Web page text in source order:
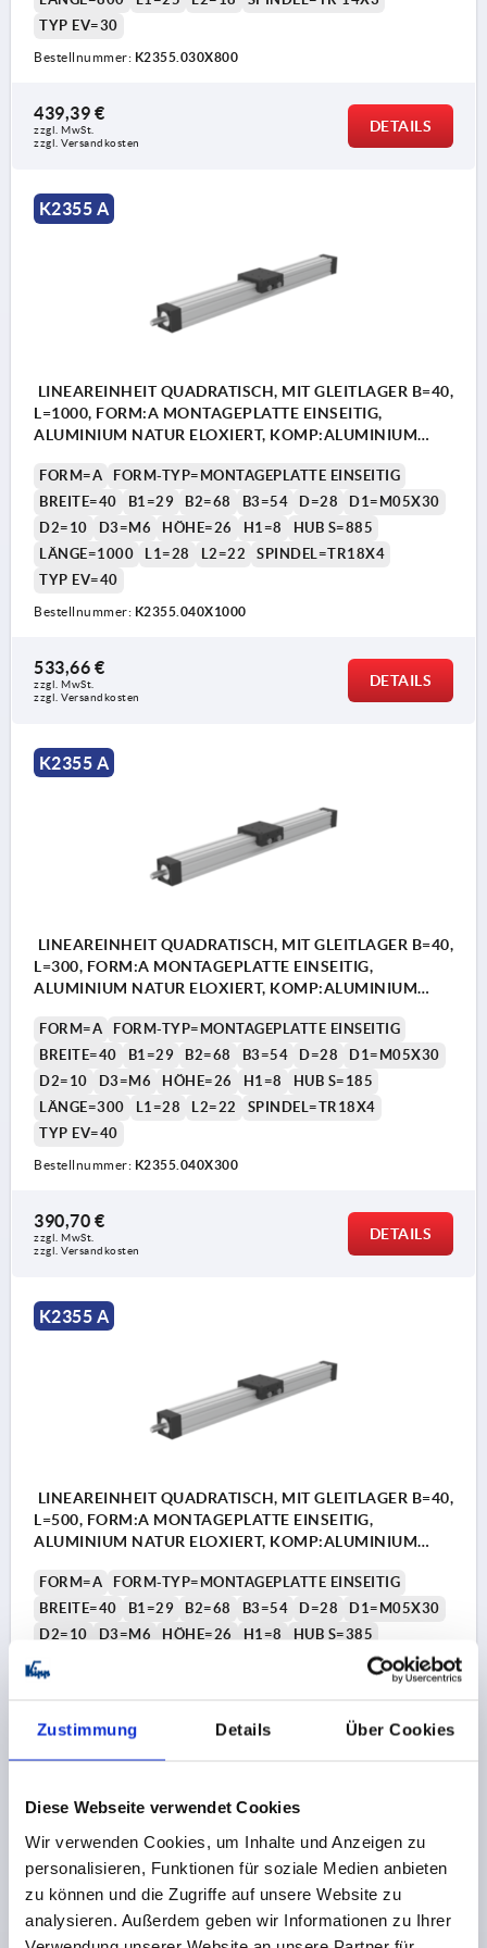
Zustimmung Details Über Cookies
Diese Webseite verwendet Cookies
Wir verwenden Cookies, um Inhalte und Anzeigen zu
personalisieren, Funktionen für soziale Medien anbieten
zu können und die Zugriffe auf unsere Website zu
analysieren. Außerdem geben wir Informationen zu Ihrer
TYP EV=30
Bestellnummer: K2355.030X800
439,39 €
zzgl. MwSt.
zzgl. Versandkosten
DETAILS
K2355 A
LINEAREINHEIT QUADRATISCH, MIT GLEITLAGER B=40,
L=1000, FORM:A MONTAGEPLATTE EINSEITIG,
ALUMINIUM NATUR ELOXIERT, KOMP:ALUMINIUM
FORM=A
FORM-TYP=MONTAGEPLATTE EINSEITIG
BREITE=40
B1=29 B2=68 B3=54 D=28
D1=M05X30
D2=10
D3=M6 HÖHE=26 H1=8
HUB S=885
LÄNGE=1000
L1=28 L2=22
SPINDEL=TR18X4
TYP EV=40
Bestellnummer: K2355.040X1000
533,66 €
zzgl. MwSt.
zzgl. Versandkosten
DETAILS
K2355 A
LINEAREINHEIT QUADRATISCH, MIT GLEITLAGER B=40,
L=300, FORM:A MONTAGEPLATTE EINSEITIG,
ALUMINIUM NATUR ELOXIERT, KOMP:ALUMINIUM
FORM=A
FORM-TYP=MONTAGEPLATTE EINSEITIG
BREITE=40
B1=29 B2=68 B3=54 D=28
D1=M05X30
D2=10
D3=M6 HÖHE=26 H1=8
HUB S=185
LÄNGE=300
L1=28 L2=22
SPINDEL=TR18X4
TYP EV=40
Bestellnummer: K2355.040X300
390,70 €
zzgl. MwSt.
zzgl. Versandkosten
DETAILS
K2355 A
LINEAREINHEIT QUADRATISCH, MIT GLEITLAGER B=40,
L=500, FORM:A MONTAGEPLATTE EINSEITIG,
ALUMINIUM NATUR ELOXIERT, KOMP:ALUMINIUM
FORM=A
FORM-TYP=MONTAGEPLATTE EINSEITIG
BREITE=40
B1=29 B2=68 B3=54 D=28
D1=M05X30
D2=10
D3=M6 HÖHE=26 H1=8
HUB S=385
LÄNGE=500
SPINDEL=TR18X4
zzgl. Versandkosten
K2355 A